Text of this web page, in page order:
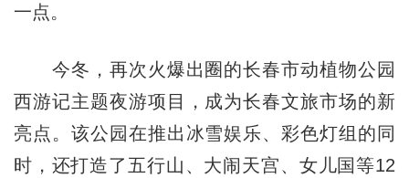
一点。
今冬，再次火爆出圈的长春市动植物公园
西游记主题夜游项目，成为长春文旅市场的新
亮点。该公园在推出冰雪娱乐、彩色灯组的同
时，还打造了五行山、大闹天宫、女儿国等12